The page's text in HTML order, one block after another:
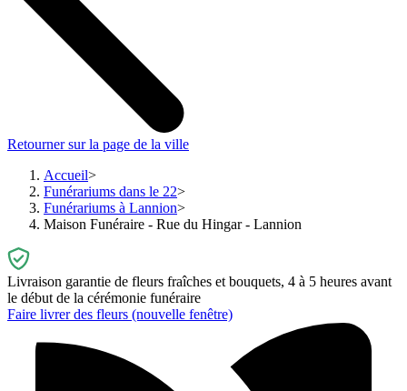
Retourner sur la page de la ville
Accueil
Funérariums dans le 22
Funérariums à Lannion
Maison Funéraire - Rue du Hingar - Lannion
Livraison garantie de fleurs fraîches et bouquets, 4 à 5 heures avant
le début de la cérémonie funéraire
Faire livrer des fleurs (nouvelle fenêtre)